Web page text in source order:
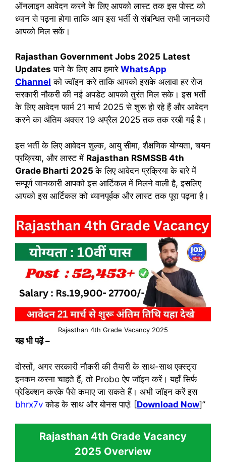
ऑनलाइन आवेदन करने के लिए आपको लास्ट तक इस पोस्ट को
ध्यान से पढ़ना होगा ताकि आप इस भर्ती से संबन्धित सभी जानकारी
आपको मिल सकें।
Rajasthan Government Jobs 2025 Latest
Updates पाने के लिए आप हमारे WhatsApp
Channel को ज्वॉइन करे ताकि आपको इसके अलावा हर रोज
सरकारी नौकरी की नई अपडेट आपको तुरंत मिल सके। इस भर्ती
के लिए आवेदन फार्म 21 मार्च 2025 से शुरू हो रहे हैं और आवेदन
करने का अंतिम अवसर 19 अप्रैल 2025 तक तक रखी गई है।
इस भर्ती के लिए आवेदन शुल्क, आयु सीमा, शैक्षणिक योग्यता, चयन
प्रक्रिया, और लास्ट में Rajasthan RSMSSB 4th
Grade Bharti 2025के लिए आवेदन प्रक्रिया के बारे में
सम्पूर्ण जानकारी आपको इस आर्टिकल में मिलने वाली है, इसलिए
आपको इस आर्टिकल को ध्यानपूर्वक और लास्ट तक पूरा पढ़ना है।
Rajasthan 4th Grade Vacancy 2025
यह भी पढ़ें–
दोस्तों, अगर सरकारी नौकरी की तैयारी के साथ-साथ एक्स्ट्रा
इनकम करना चाहते हैं, तो Probo ऐप जॉइन करें। यहाँ सिर्फ
प्रेडिक्शन करके पैसे कमाए जा सकते हैं। अभी जॉइन करें इस
bhrx7v कोड के साथ और बोनस पाएं! [Download Now]”
Rajasthan 4th Grade Vacancy
2025 Overview